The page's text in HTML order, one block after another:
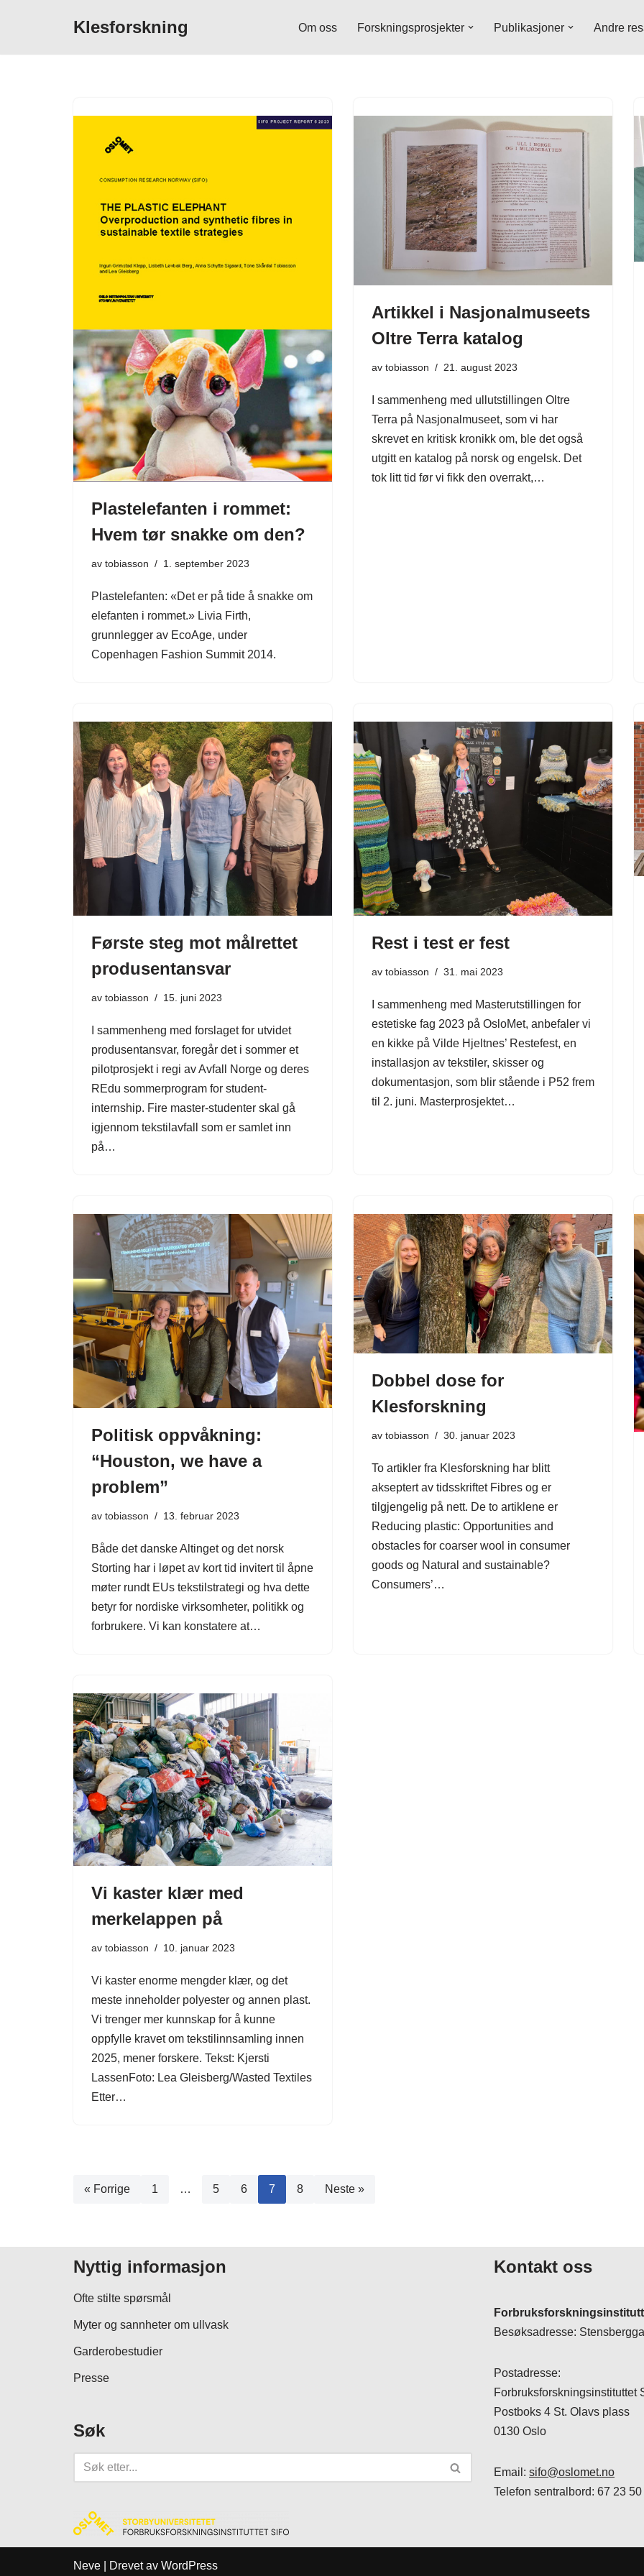
Klesforskning Om oss Forskningsprosjekter Publikasjoner Andre
Plastelefanten i rommet:
Hvem tør snakke om den?
av tobiasson 1. september 2023
Plastelefanten: «Det er på tide å snakke om
elefanten i rommet.» Livia Firth,
grunnlegger av EcoAge, under
Copenhagen Fashion Summit 2014.
Artikkel i Nasjonalmuseets
Oltre Terra katalog
av tobiasson 21. august 2023
I sammenheng med ullutstillingen Oltre
Terra på Nasjonalmuseet, som vi har
skrevet en kritisk kronikk om, ble det også
utgitt en katalog på norsk og engelsk. Det
tok litt tid før vi fikk den overrakt,…
Første steg mot målrettet
produsentansvar
av tobiasson 15. juni 2023
I sammenheng med forslaget for utvidet
produsentansvar, foregår det i sommer et
pilotprosjekt i regi av Avfall Norge og deres
REdu sommerprogram for student-
internship. Fire master-studenter skal gå
igjennom tekstilavfall som er samlet inn
på…
Rest i test er fest
av tobiasson 31. mai 2023
I sammenheng med Masterutstillingen for
estetiske fag 2023 på OsloMet, anbefaler vi
en kikke på Vilde Hjeltnes’ Restefest, en
installasjon av tekstiler, skisser og
dokumentasjon, som blir stående i P52 frem
til 2. juni. Masterprosjektet…
Politisk oppvåkning:
“Houston, we have a
problem”
av tobiasson 13. februar 2023
Både det danske Altinget og det norsk
Storting har i løpet av kort tid invitert til åpne
møter rundt EUs tekstilstrategi og hva dette
betyr for nordiske virksomheter, politikk og
forbrukere. Vi kan konstatere at…
Dobbel dose for
Klesforskning
av tobiasson 30. januar 2023
To artikler fra Klesforskning har blitt
akseptert av tidsskriftet Fibres og er
tilgjengelig på nett. De to artiklene er
Reducing plastic: Opportunities and
obstacles for coarser wool in consumer
goods og Natural and sustainable?
Consumers’…
Vi kaster klær med
merkelappen på
av tobiasson 10. januar 2023
Vi kaster enorme mengder klær, og det
meste inneholder polyester og annen plast.
Vi trenger mer kunnskap for å kunne
oppfylle kravet om tekstilinnsamling innen
2025, mener forskere. Tekst: Kjersti
LassenFoto: Lea Gleisberg/Wasted Textiles
Etter…
« Forrige 1 … 5 6 7 8 Neste »
Nyttig informasjon
Ofte stilte spørsmål
Myter og sannheter om ullvask
Garderobestudier
Presse
Søk
Kontakt oss
Besøksadresse:
Postadresse:
Forbruksforskningsinstituttet
Postboks 4 St. Olavs plass
0130 Oslo
Email: sifo@oslomet.no
Telefon sentralbord: 67 23
Neve | Drevet av WordPress